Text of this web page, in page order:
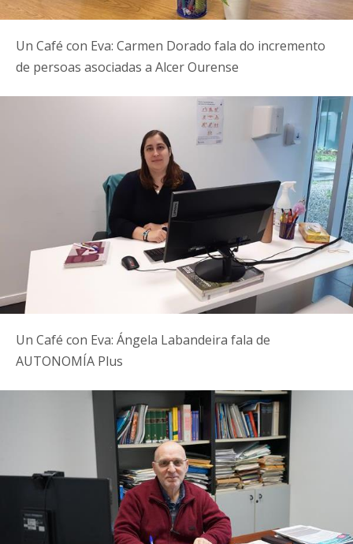
Un Café con Eva: Carmen Dorado fala do incremento
de persoas asociadas a Alcer Ourense
Un Café con Eva: Ángela Labandeira fala de
AUTONOMÍA Plus